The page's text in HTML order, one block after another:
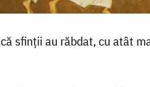
sfinţii au răbdat, cu atât